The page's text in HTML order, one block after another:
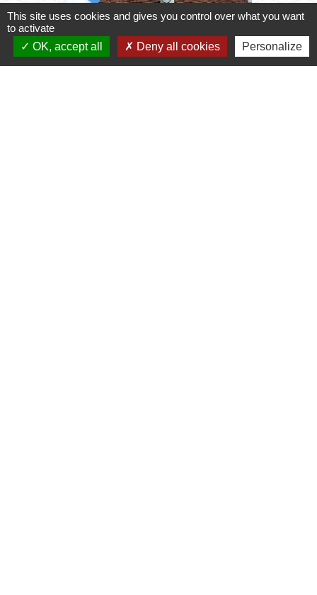
This site uses cookies and gives you control over what you want
to activate
OK, accept all
Deny all cookies Personalize